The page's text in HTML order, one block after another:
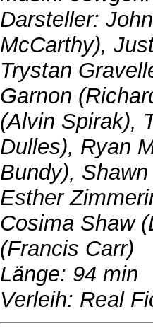
Darsteller:
McCarthy),
Trystan
Garnon
(Alvin Spirak),
Dulles), Ryan
Bundy),
Esther
Cosima Shaw
(Francis Carr)
Länge: 94 min
Verleih: Real